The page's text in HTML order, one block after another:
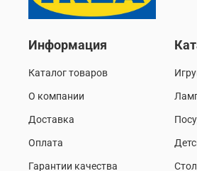
Информация
Каталог товаров
О компании
Доставка
Оплата
Гарантии качества